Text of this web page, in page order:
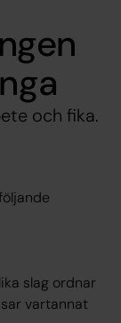
och fika.
slag ordnar
vartannat